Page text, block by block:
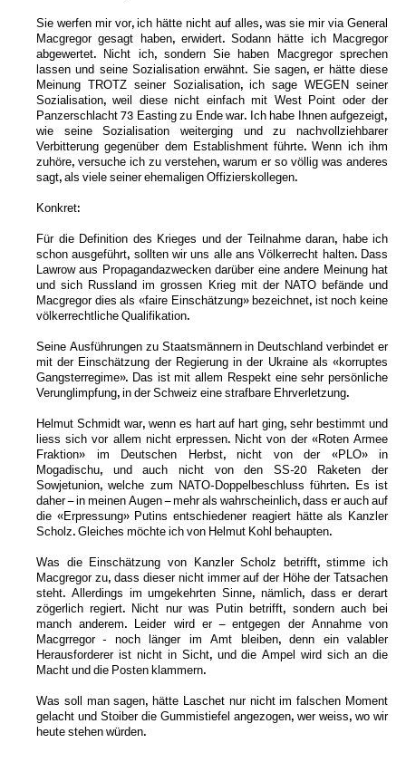
Sie werfen mir vor, ich hätte nicht auf alles, was sie mir via General
Macgregor gesagt haben, erwidert. Sodann hätte ich Macgregor
abgewertet. Nicht ich, sondern Sie haben Macgregor sprechen
lassen und seine Sozialisation erwähnt. Sie sagen, er hätte diese
Meinung TROTZ seiner Sozialisation, ich sage WEGEN seiner
Sozialisation, weil diese nicht einfach mit West Point oder der
Panzerschlacht 73 Easting zu Ende war. Ich habe Ihnen aufgezeigt,
wie seine Sozialisation weiterging und zu nachvollziehbarer
Verbitterung gegenüber dem Establishment führte. Wenn ich ihm
zuhöre, versuche ich zu verstehen, warum er so völlig was anderes
sagt, als viele seiner ehemaligen Offizierskollegen.
Konkret:
Für die Definition des Krieges und der Teilnahme daran, habe ich
schon ausgeführt, sollten wir uns alle ans Völkerrecht halten. Dass
Lawrow aus Propagandazwecken darüber eine andere Meinung hat
und sich Russland im grossen Krieg mit der NATO befände und
Macgregor dies als «faire Einschätzung» bezeichnet, ist noch keine
völkerrechtliche Qualifikation.
Seine Ausführungen zu Staatsmännern in Deutschland verbindet er
mit der Einschätzung der Regierung in der Ukraine als «korruptes
Gangsterregime». Das ist mit allem Respekt eine sehr persönliche
Verunglimpfung, in der Schweiz eine strafbare Ehrverletzung.
Helmut Schmidt war, wenn es hart auf hart ging, sehr bestimmt und
liess sich vor allem nicht erpressen. Nicht von der «Roten Armee
Fraktion» im Deutschen Herbst, nicht von der «PLO» in
Mogadischu, und auch nicht von den SS-20 Raketen der
Sowjetunion, welche zum NATO-Doppelbeschluss führten. Es ist
daher – in meinen Augen – mehr als wahrscheinlich, dass er auch auf
die «Erpressung» Putins entschiedener reagiert hätte als Kanzler
Scholz. Gleiches möchte ich von Helmut Kohl behaupten.
Was die Einschätzung von Kanzler Scholz betrifft, stimme ich
Macgregor zu, dass dieser nicht immer auf der Höhe der Tatsachen
steht. Allerdings im umgekehrten Sinne, nämlich, dass er derart
zögerlich regiert. Nicht nur was Putin betrifft, sondern auch bei
manch anderem. Leider wird er – entgegen der Annahme von
Macgrregor - noch länger im Amt bleiben, denn ein valabler
Herausforderer ist nicht in Sicht, und die Ampel wird sich an die
Macht und die Posten klammern.
Was soll man sagen, hätte Laschet nur nicht im falschen Moment
gelacht und Stoiber die Gummistiefel angezogen, wer weiss, wo wir
heute stehen würden.